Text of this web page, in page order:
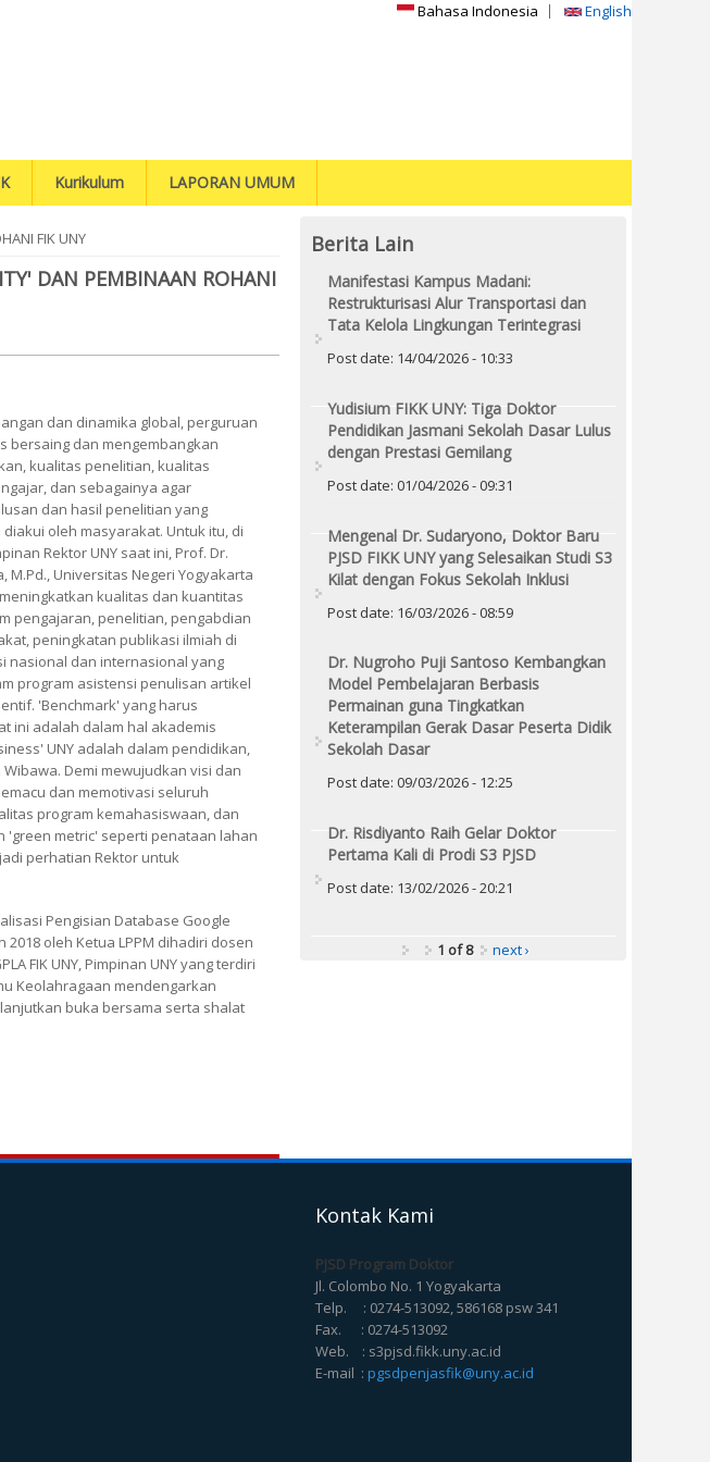
Bahasa Indonesia English
Kurikulum LAPORAN UMUM
FIK UNY
DAN PEMBINAAN ROHANI
dan dinamika global, perguruan
bersaing dan mengembangkan
kualitas penelitian, kualitas
dan sebagainya agar
dan hasil penelitian yang
oleh masyarakat. Untuk itu, di
Rektor UNY saat ini, Prof. Dr.
M.Pd., Universitas Negeri Yogyakarta
kualitas dan kuantitas
pengajaran, penelitian, pengabdian
peningkatan publikasi ilmiah di
nasional dan internasional yang
program asistensi penulisan artikel
'Benchmark' yang harus
ini adalah dalam hal akademis
UNY adalah dalam pendidikan,
Demi mewujudkan visi dan
dan memotivasi seluruh
program kemahasiswaan, dan
'green metric' seperti penataan lahan
perhatian Rektor untuk
Pengisian Database Google
oleh Ketua LPPM dihadiri dosen
FIK UNY, Pimpinan UNY yang terdiri
Keolahragaan mendengarkan
buka bersama serta shalat
Berita Lain
Manifestasi Kampus Madani:
Restrukturisasi Alur Transportasi dan
Tata Kelola Lingkungan Terintegrasi
Post date: 14/04/2026 - 10:33
Yudisium FIKK UNY: Tiga Doktor
Pendidikan Jasmani Sekolah Dasar Lulus
dengan Prestasi Gemilang
Post date: 01/04/2026 - 09:31
Mengenal Dr. Sudaryono, Doktor Baru
PJSD FIKK UNY yang Selesaikan Studi S3
Kilat dengan Fokus Sekolah Inklusi
Post date: 16/03/2026 - 08:59
Dr. Nugroho Puji Santoso Kembangkan
Model Pembelajaran Berbasis
Permainan guna Tingkatkan
Keterampilan Gerak Dasar Peserta Didik
Sekolah Dasar
Post date: 09/03/2026 - 12:25
Dr. Risdiyanto Raih Gelar Doktor
Pertama Kali di Prodi S3 PJSD
Post date: 13/02/2026 - 20:21
1 of 8 next ›
Kontak Kami
PJSD Program Doktor
Jl. Colombo No. 1 Yogyakarta
Telp. : 0274-513092, 586168 psw 341
Fax. : 0274-513092
Web. : s3pjsd.fikk.uny.ac.id
E-mail : pgsdpenjasfik@uny.ac.id